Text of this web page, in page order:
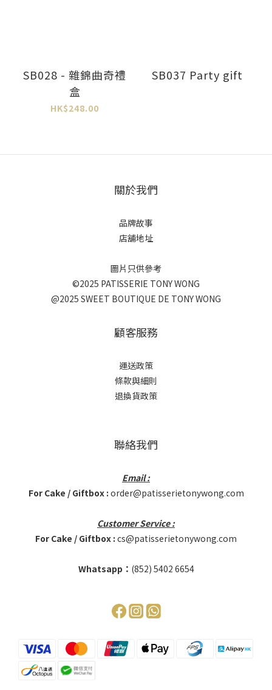
SB028 - 雜錦曲奇禮
盒
HK$248.00
SB037 Party gift
關於我們
品牌故事
店舖地址
圖片只供參考
©2025 PATISSERIE TONY WONG
@2025 SWEET BOUTIQUE DE TONY WONG
顧客服務
運送政策
條款與細則
退換貨政策
聯絡我們
Email :
For Cake / Giftbox : order@patisserietonywong.com
Customer Service :
For Cake / Giftbox : cs@patisserietonywong.com
Whatsapp： (852) 5402 6654